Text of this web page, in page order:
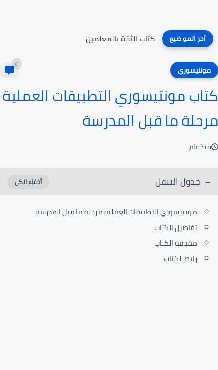
آخر المواضيع كتاب الثقة بالمعلمين
مونتيسوري 0
كتاب مونتيسوري التطبيقات العملية
مرحلة ما قبل المدرسة
منذ عام
جدول التنقل
مونتيسوري التطبيقات العملية مرحلة ما قبل المدرسة
تفاصيل الكتاب
مقدمة الكتاب
رابط الكتاب